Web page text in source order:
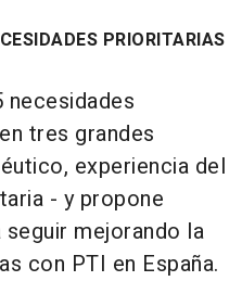
PRIORITARIAS
tres grandes
experiencia del
- y propone
mejorando la
con PTI en España.